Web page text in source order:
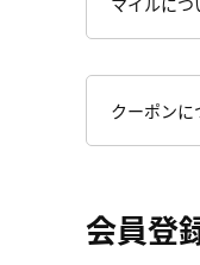
クーポンに
会員登